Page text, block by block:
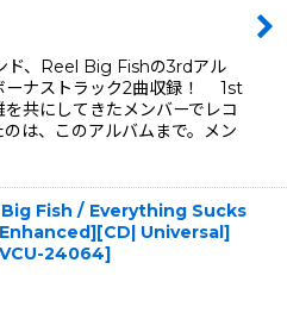
ド、Reel Big Fishの3rdアル
ーナストラック2曲収録！ 1st
共にしてきたメンバーでレコ
は、このアルバムまで。メン
Big Fish / Everything Sucks
Universal]
24064]